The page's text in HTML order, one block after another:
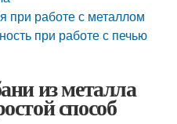
при работе с металлом
при работе с печью
из металла
способ